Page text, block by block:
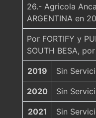
26.- Agricola
ARGENTINA en
Por FORTIFY y
SOUTH BESA,
2019 Sin
2020 Sin
2021 Sin